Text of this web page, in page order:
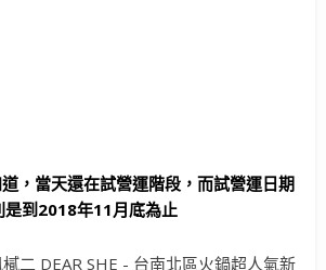
，當天還在試營運階段，而試營運日期
是到2018年11月底為止